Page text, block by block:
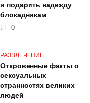
и подарить надежду
блокадникам
0
РАЗВЛЕЧЕНИЕ
Откровенные факты о
сексуальных
странностях великих
людей